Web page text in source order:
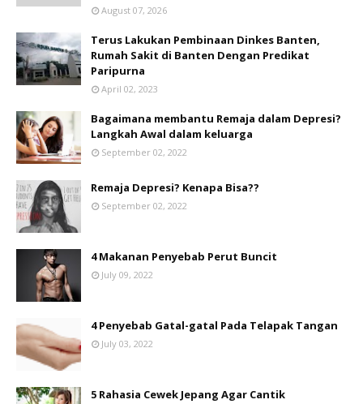
August 07, 2026
Terus Lakukan Pembinaan Dinkes Banten,
Rumah Sakit di Banten Dengan Predikat
Paripurna
April 02, 2023
Bagaimana membantu Remaja dalam Depresi?
Langkah Awal dalam keluarga
September 02, 2022
Remaja Depresi? Kenapa Bisa??
September 02, 2022
4 Makanan Penyebab Perut Buncit
July 09, 2022
4 Penyebab Gatal-gatal Pada Telapak Tangan
July 03, 2022
5 Rahasia Cewek Jepang Agar Cantik